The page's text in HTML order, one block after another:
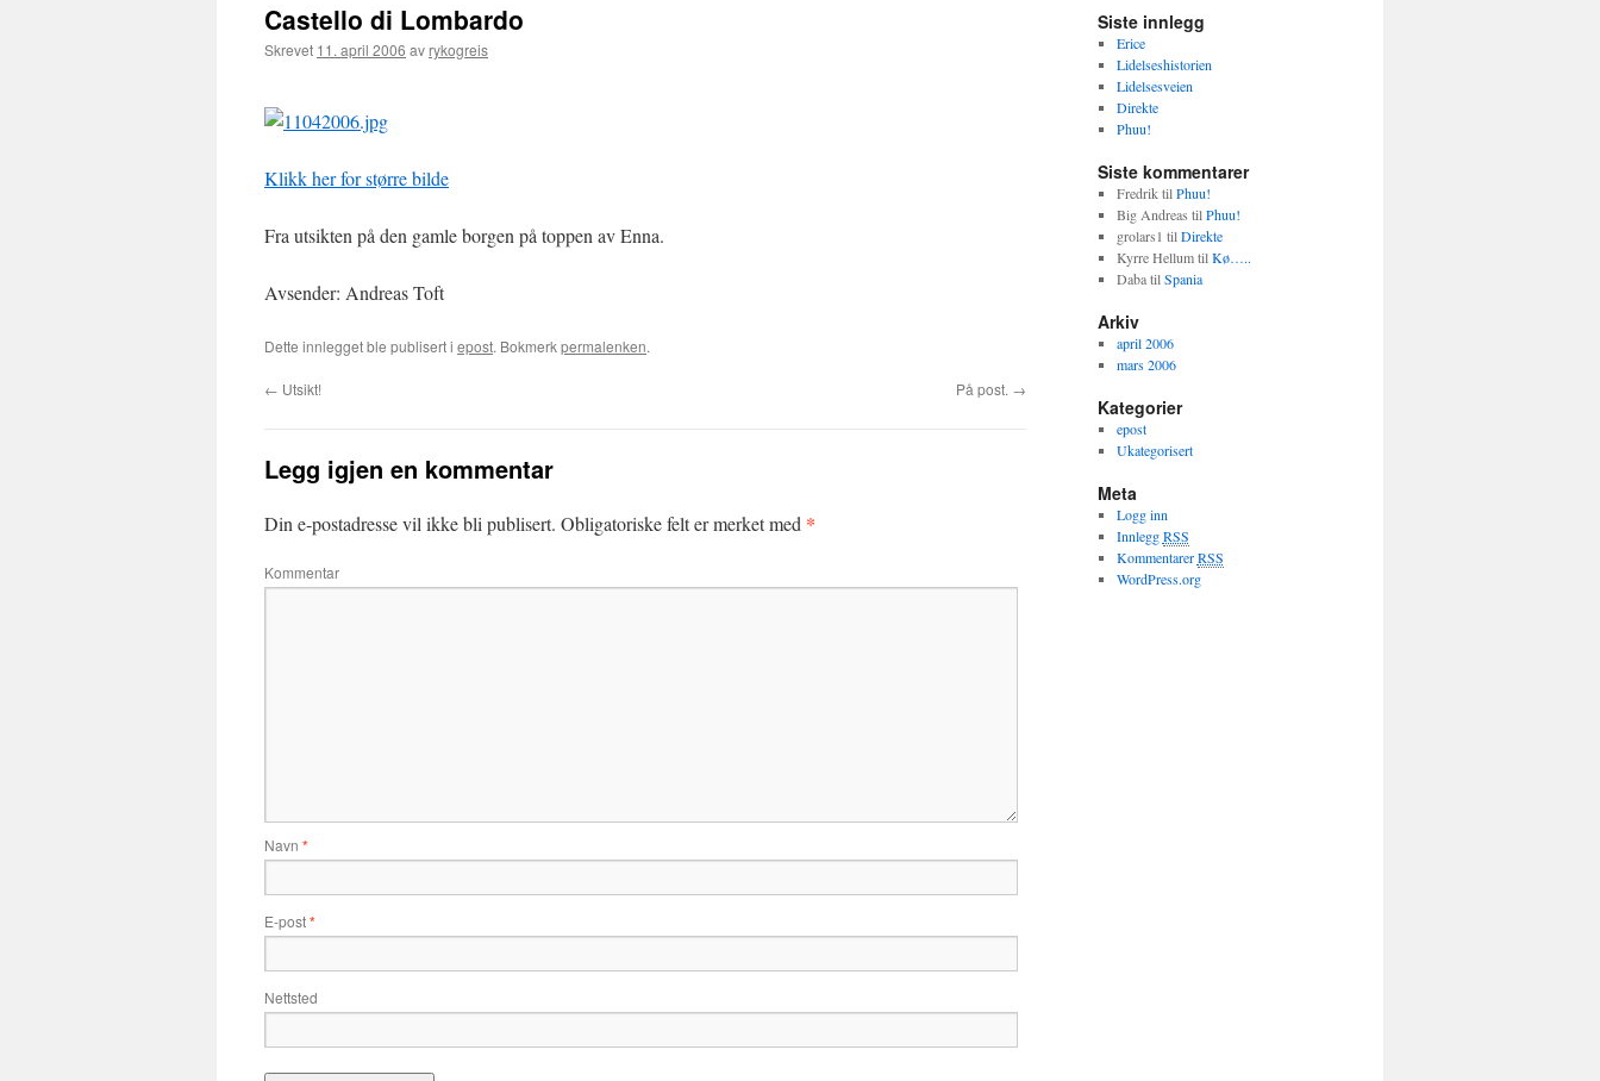
Castello di Lombardo
Skrevet 11. april 2006 av rykogreis
Klikk her for større bilde
Fra utsikten på den gamle borgen på toppen av Enna.
Avsender: Andreas Toft
Dette innlegget ble publisert i epost. Bokmerkpermalenken.
← Utsikt! På post. →
Legg igjen en kommentar
Din e-postadresse vil ikke bli publisert. Obligatoriske felt er merket med *
Kommentar
Navn *
E-post*
Nettsted
Siste innlegg
Erice
Lidelseshistorien
Lidelsesveien
Direkte
Phuu!
Siste kommentarer
FredriktilPhuu!
Big Andreas tilPhuu!
grolars1 tilDirekte
Kyrre HellumtilKø…..
DabatilSpania
Arkiv
april 2006
mars 2006
Kategorier
epost
Ukategorisert
Meta
Logg inn
InnleggRSS
KommentarerRSS
WordPress.org